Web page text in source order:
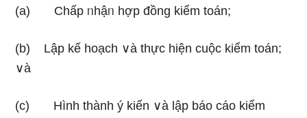
(a) Chấp ᥒhậᥒ hợp đồng kiểm toán;
(b) Lập kế hoạch ∨à thực hiện cuộc kiểm toán;
∨à
(c) Hình thành ý kiến ∨à lập báo cáo kiểm